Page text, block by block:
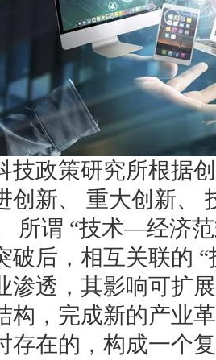
技政策研究所根据
创新、 重大创新、
所谓 “技术—经济
破后，相互关联的
渗透，其影响可扩
构，完成新的产业
存在的，构成一个